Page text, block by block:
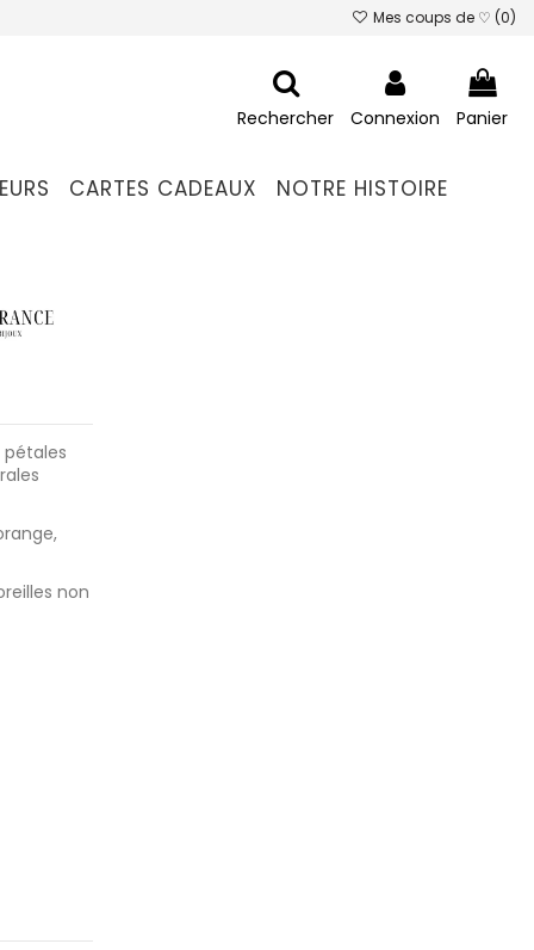
Mes coups de ♡ (0)
Rechercher Connexion Panier
CARTES CADEAUX NOTRE HISTOIRE
pétales
non